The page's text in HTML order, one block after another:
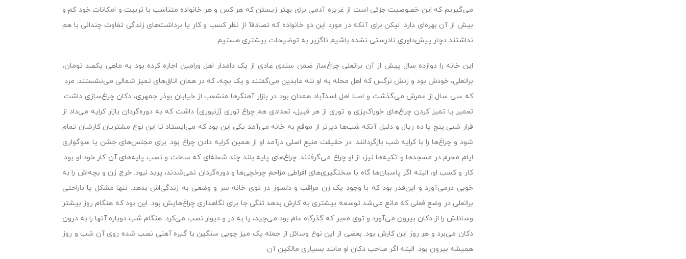
مى‌گیریم که این خصوصیت جزئى است از غریزه آدمى براى بهتر زیستن که هر کس و هر خانواده متناسب با تربیت و امکانات خود کم و
بیش از آن بهره‌اى دارد. لیکن براى آنکه در مورد این دو خانواده که تصادفآ از نظر کسب و کار یا برداشت‌هاى زندگى تفاوت چندانى با هم
نداشتند دچار پیش‌داورى نادرستى نشده باشیم ناگزیر به توضیحات بیشترى هستیم.
این خانه را دوازده سال پیش از آن براتعلى چراغ‌ساز ضمن سندى عادى از یک دامدار اهل ورامین اجاره کرده بود به ماهى یکصد تومان،
براتعلى، خودش بود و زنش نرگس که اهل محله به او ننه عابدین مى‌گفتند و یک بچه، که در همان اتاق‌هاى تمیز شمالى مى‌نشستند. مرد
که سى سال از عمرش مى‌گذشت و اصلا اهل اسدآباد همدان بود در بازار آهنگرها منشعب از خیابان بوذر جمهرى، دکان چراغ‌سازى داشت.
تعمیر یا تمیز کردن چراغ‌هاى خوراک‌پزى و تورى از هر قبیل، تعدادى هم چراغ تورى (زنبورى) داشت که به دوره‌گردان بازار کرایه مى‌داد از
قرار شبى پنج یا ده ریال و دلیل آنکه شب‌ها دیرتر از موقع به خانه مى‌آمد یکى این بود که مى‌ایستاد تا این نوع مشتریان کارشان تمام
شود و چراغ‌ها را با کرایه شب بازگردانند. در حقیقت منبع اصلى درآمد او از همین کرایه دادن چراغ بود. براى مجلس‌هاى جشن یا سوگوارى
ایام محرم در مسجدها و تکیه‌ها نیز، از او چراغ مى‌گرفتند. چراغ‌هاى پایه بلند چند شعله‌اى که ساخت و نصب پایه‌هاى آن کار خود او بود.
کار و کسب او، البته اگر پاسبان‌ها گاه با سختگیرى‌هاى افراطى مزاحم چرخچى‌ها و دوره‌گردان نمى‌شدند، پربد نبود. خرج زن و بچه‌اش را به
خوبى درمى‌آورد و این‌قدر بود که با وجود یک زن مراقب و دلسوز در توى خانه سر و وضعى به زندگى‌اش بدهد. تنها مشکل یا ناراحتى
براتعلى در وضع فعلى که مانع مى‌شد توسعه بیشترى به کارش بدهد تنگى جا براى نگاهدارى چراغ‌هایش بود. این بود که هنگام روز بیشتر
وسائلش را از دکان بیرون مى‌آورد و توى معبر که گذرگاه عام بود مى‌چید، یا به در و دیوار نصب مى‌کرد. هنگام شب دوباره آنها را به درون
دکان مى‌برد و هر روز این کارش بود. بعضى از این نوع وسائل از جمله یک میز چوبى سنگین با گیره آهنى نصب شده روى آن شب و روز
همیشه بیرون بود. البته اگر صاحب دکان او مانند بسیارى مالکین آن